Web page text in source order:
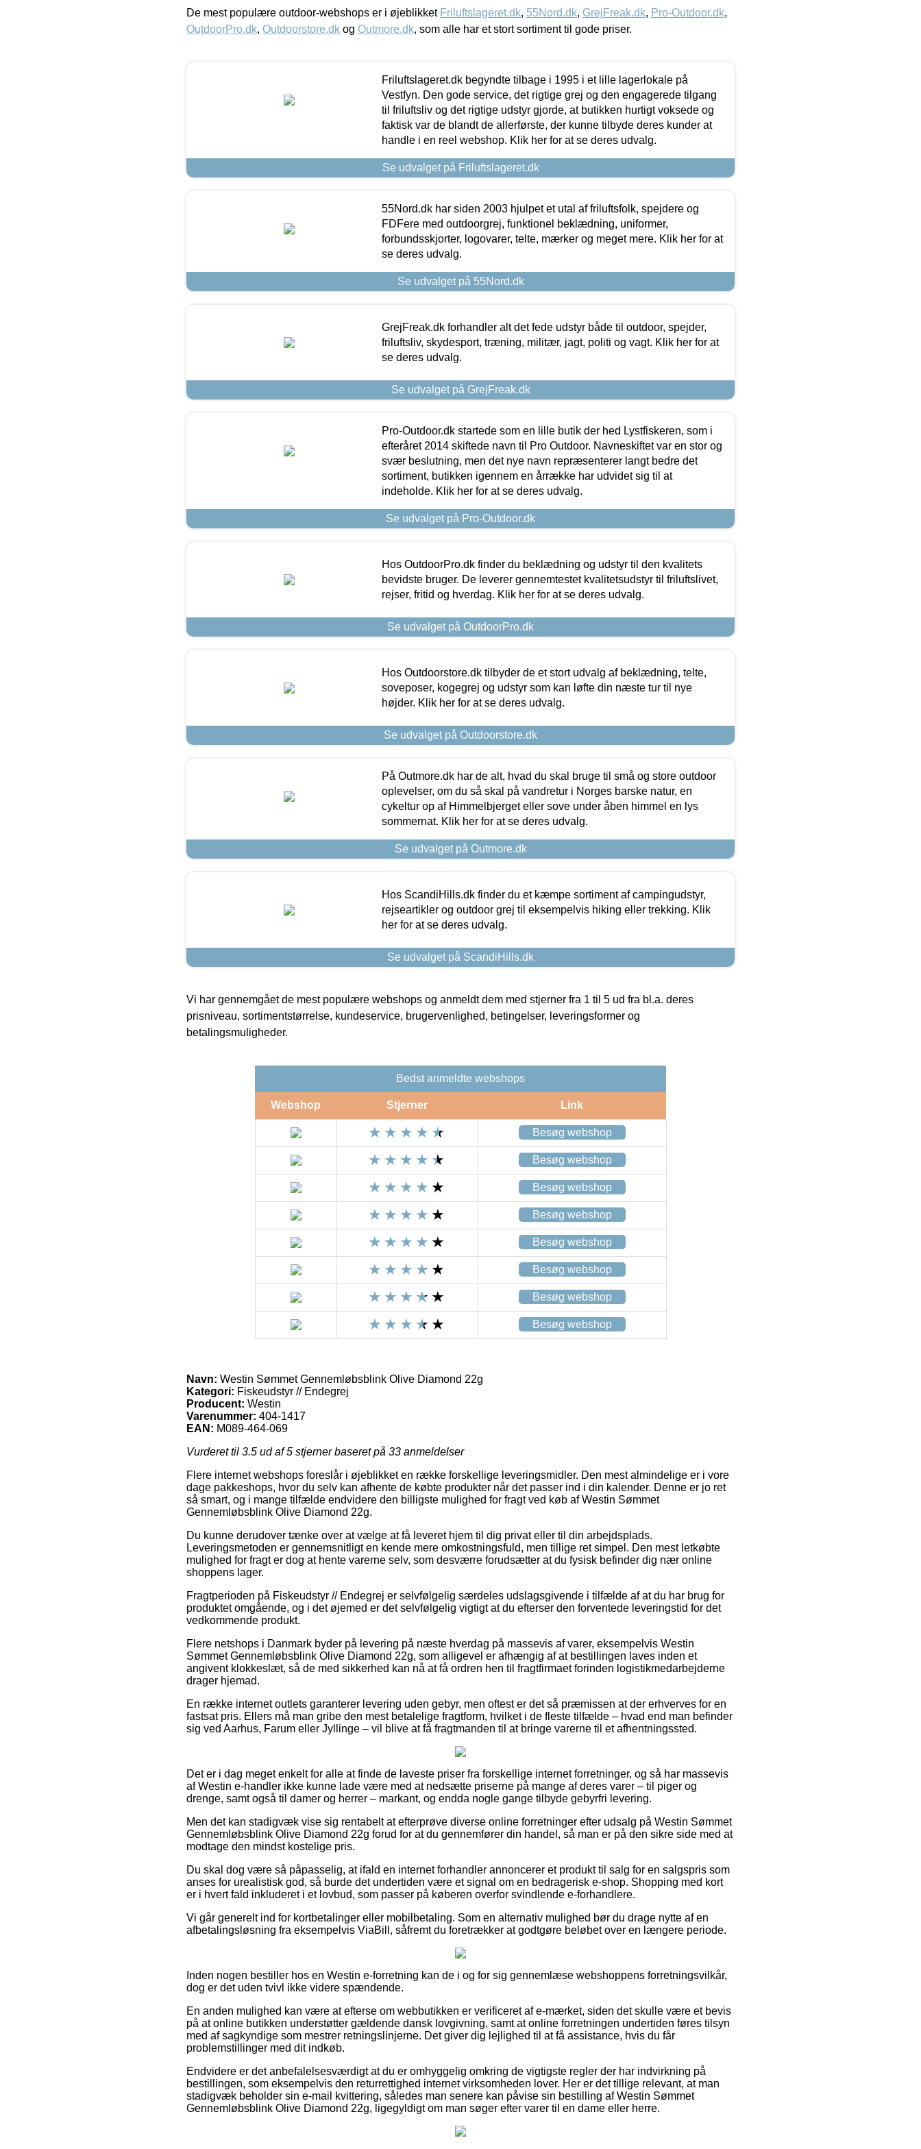
De mest populære outdoor-webshops er i øjeblikket Friluftslageret.dk, 55Nord.dk, GrejFreak.dk, Pro-Outdoor.dk,
OutdoorPro.dk, Outdoorstore.dk og Outmore.dk, som alle har et stort sortiment til gode priser.
Friluftslageret.dk begyndte tilbage i 1995 i et lille lagerlokale på
Vestfyn. Den gode service, det rigtige grej og den engagerede tilgang
til friluftsliv og det rigtige udstyr gjorde, at butikken hurtigt voksede og
faktisk var de blandt de allerførste, der kunne tilbyde deres kunder at
handle i en reel webshop. Klik her for at se deres udvalg.
Se udvalget på Friluftslageret.dk
55Nord.dk har siden 2003 hjulpet et utal af friluftsfolk, spejdere og
FDFere med outdoorgrej, funktionel beklædning, uniformer,
forbundsskjorter, logovarer, telte, mærker og meget mere. Klik her for at
se deres udvalg.
Se udvalget på 55Nord.dk
GrejFreak.dk forhandler alt det fede udstyr både til outdoor, spejder,
friluftsliv, skydesport, træning, militær, jagt, politi og vagt. Klik her for at
se deres udvalg.
Se udvalget på GrejFreak.dk
Pro-Outdoor.dk startede som en lille butik der hed Lystfiskeren, som i
efteråret 2014 skiftede navn til Pro Outdoor. Navneskiftet var en stor og
svær beslutning, men det nye navn repræsenterer langt bedre det
sortiment, butikken igennem en årrække har udvidet sig til at
indeholde. Klik her for at se deres udvalg.
Se udvalget på Pro-Outdoor.dk
Hos OutdoorPro.dk finder du beklædning og udstyr til den kvalitets
bevidste bruger. De leverer gennemtestet kvalitetsudstyr til friluftslivet,
rejser, fritid og hverdag. Klik her for at se deres udvalg.
Se udvalget på OutdoorPro.dk
Hos Outdoorstore.dk tilbyder de et stort udvalg af beklædning, telte,
soveposer, kogegrej og udstyr som kan løfte din næste tur til nye
højder. Klik her for at se deres udvalg.
Se udvalget på Outdoorstore.dk
På Outmore.dk har de alt, hvad du skal bruge til små og store outdoor
oplevelser, om du så skal på vandretur i Norges barske natur, en
cykeltur op af Himmelbjerget eller sove under åben himmel en lys
sommernat. Klik her for at se deres udvalg.
Se udvalget på Outmore.dk
Hos ScandiHills.dk finder du et kæmpe sortiment af campingudstyr,
rejseartikler og outdoor grej til eksempelvis hiking eller trekking. Klik
her for at se deres udvalg.
Se udvalget på ScandiHills.dk
Vi har gennemgået de mest populære webshops og anmeldt dem med stjerner fra 1 til 5 ud fra bl.a. deres
prisniveau, sortimentstørrelse, kundeservice, brugervenlighed, betingelser, leveringsformer og
betalingsmuligheder.
Bedst anmeldte webshops
Webshop Stjerner Link
Besøg webshop
Besøg webshop
Besøg webshop
Besøg webshop
Besøg webshop
Besøg webshop
Besøg webshop
Besøg webshop
Navn: Westin Sømmet Gennemløbsblink Olive Diamond 22g
Kategori: Fiskeudstyr // Endegrej
Producent: Westin
Varenummer: 404-1417
EAN: M089-464-069
Vurderet til 3.5 ud af 5 stjerner baseret på 33 anmeldelser
Flere internet webshops foreslår i øjeblikket en række forskellige leveringsmidler. Den mest almindelige er i vore
dage pakkeshops, hvor du selv kan afhente de købte produkter når det passer ind i din kalender. Denne er jo ret
så smart, og i mange tilfælde endvidere den billigste mulighed for fragt ved køb af Westin Sømmet
Gennemløbsblink Olive Diamond 22g.
Du kunne derudover tænke over at vælge at få leveret hjem til dig privat eller til din arbejdsplads.
Leveringsmetoden er gennemsnitligt en kende mere omkostningsfuld, men tillige ret simpel. Den mest letkøbte
mulighed for fragt er dog at hente varerne selv, som desværre forudsætter at du fysisk befinder dig nær online
shoppens lager.
Fragtperioden på Fiskeudstyr // Endegrej er selvfølgelig særdeles udslagsgivende i tilfælde af at du har brug for
produktet omgående, og i det øjemed er det selvfølgelig vigtigt at du efterser den forventede leveringstid for det
vedkommende produkt.
Flere netshops i Danmark byder på levering på næste hverdag på massevis af varer, eksempelvis Westin
Sømmet Gennemløbsblink Olive Diamond 22g, som alligevel er afhængig af at bestillingen laves inden et
angivent klokkeslæt, så de med sikkerhed kan nå at få ordren hen til fragtfirmaet forinden logistikmedarbejderne
drager hjemad.
En række internet outlets garanterer levering uden gebyr, men oftest er det så præmissen at der erhverves for en
fastsat pris. Ellers må man gribe den mest betalelige fragtform, hvilket i de fleste tilfælde – hvad end man befinder
sig ved Aarhus, Farum eller Jyllinge – vil blive at få fragtmanden til at bringe varerne til et afhentningssted.
Det er i dag meget enkelt for alle at finde de laveste priser fra forskellige internet forretninger, og så har massevis
af Westin e-handler ikke kunne lade være med at nedsætte priserne på mange af deres varer – til piger og
drenge, samt også til damer og herrer – markant, og endda nogle gange tilbyde gebyrfri levering.
Men det kan stadigvæk vise sig rentabelt at efterprøve diverse online forretninger efter udsalg på Westin Sømmet
Gennemløbsblink Olive Diamond 22g forud for at du gennemfører din handel, så man er på den sikre side med at
modtage den mindst kostelige pris.
Du skal dog være så påpasselig, at ifald en internet forhandler annoncerer et produkt til salg for en salgspris som
anses for urealistisk god, så burde det undertiden være et signal om en bedragerisk e-shop. Shopping med kort
er i hvert fald inkluderet i et lovbud, som passer på køberen overfor svindlende e-forhandlere.
Vi går generelt ind for kortbetalinger eller mobilbetaling. Som en alternativ mulighed bør du drage nytte af en
afbetalingsløsning fra eksempelvis ViaBill, såfremt du foretrækker at godtgøre beløbet over en længere periode.
Inden nogen bestiller hos en Westin e-forretning kan de i og for sig gennemlæse webshoppens forretningsvilkår,
dog er det uden tvivl ikke videre spændende.
En anden mulighed kan være at efterse om webbutikken er verificeret af e-mærket, siden det skulle være et bevis
på at online butikken understøtter gældende dansk lovgivning, samt at online forretningen undertiden føres tilsyn
med af sagkyndige som mestrer retningslinjerne. Det giver dig lejlighed til at få assistance, hvis du får
problemstillinger med dit indkøb.
Endvidere er det anbefalelsesværdigt at du er omhyggelig omkring de vigtigste regler der har indvirkning på
bestillingen, som eksempelvis den returrettighed internet virksomheden lover. Her er det tillige relevant, at man
stadigvæk beholder sin e-mail kvittering, således man senere kan påvise sin bestilling af Westin Sømmet
Gennemløbsblink Olive Diamond 22g, ligegyldigt om man søger efter varer til en dame eller herre.